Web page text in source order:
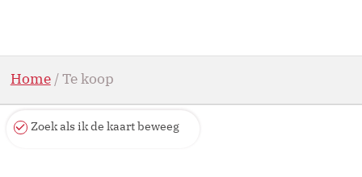
Home / Te koop
Zoek als ik de kaart beweeg